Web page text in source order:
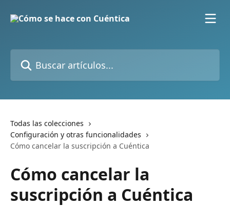
Todas las colecciones
Configuración y otras funcionalidades
Cómo cancelar la suscripción a Cuéntica
Cómo cancelar la
suscripción a Cuéntica